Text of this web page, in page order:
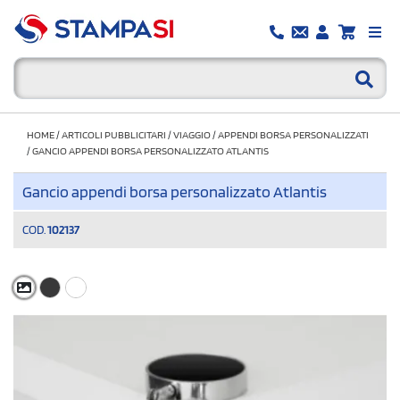
HOME/ARTICOLI PUBBLICITARI /VIAGGIO/APPENDI BORSA PERSONALIZZATI
/GANCIO APPENDI BORSA PERSONALIZZATO ATLANTIS
Gancio appendi borsa personalizzato Atlantis
COD. 102137